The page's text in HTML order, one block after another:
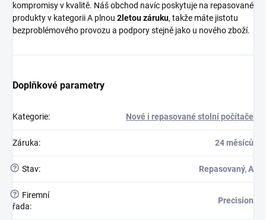
kompromisy v kvalitě. Náš obchod navíc poskytuje na repasované
produkty v kategorii A plnou 2letou záruku, takže máte jistotu
bezproblémového provozu a podpory stejně jako u nového zboží.
Doplňkové parametry
Kategorie: Nové i repasované stolní počítače
Záruka: 24 měsíců
? Stav: Repasovaný, A
?
Firemní
řada:
Precision